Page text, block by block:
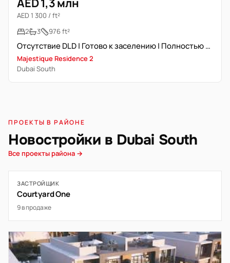
AED 1,3 млн
AED 1 300 / ft²
2
3 976 ft²
Отсутствие DLD | Готово к заселению | Полностью меблирована
Majestique Residence 2
Dubai South
ПРОЕКТЫ В РАЙОНЕ
Новостройки в Dubai South
Все проекты района →
ЗАСТРОЙЩИК
Courtyard One
9 в продаже